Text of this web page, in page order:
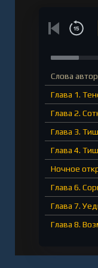
историю уже
понимает, как
гибели.
осложняют
истинные
им
Слушать
Алекс"
полная версия
Слова
Глава 1.
Глава 2.
Глава 3.
Глава 4.
Ночное
Глава 6.
Глава 7.
Глава 8.